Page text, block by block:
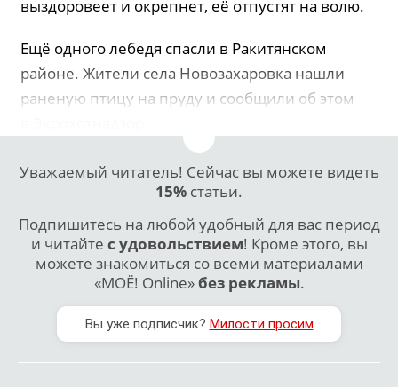
выздоровеет и окрепнет, её отпустят на волю.
Ещё одного лебедя спасли в Ракитянском
районе. Жители села Новозахаровка нашли
раненую птицу на пруду и сообщили об этом
Уважаемый читатель! Сейчас вы можете видеть
15% статьи.
Подпишитесь на любой удобный для вас период
и читайте с удовольствием! Кроме этого, вы
можете знакомиться со всеми материалами
«МОЁ! Online»без рекламы.
Вы уже подписчик? Милости просим